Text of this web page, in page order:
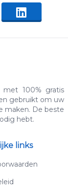
met 100% gratis
gebruikt om uw
maken. De beste
hebt.
links